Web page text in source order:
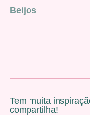
Beijos
Tem muita
compartilha!